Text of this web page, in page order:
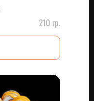
210 гр.